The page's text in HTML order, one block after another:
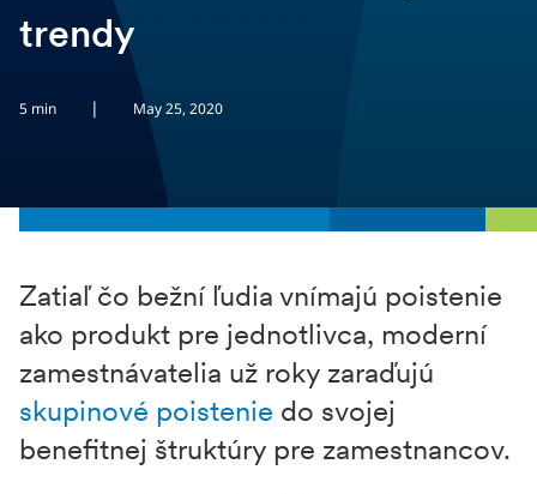
trendy
5 min | May 25, 2020
Zatiaľ čo bežní ľudia vnímajú poistenie
ako produkt pre jednotlivca, moderní
zamestnávatelia už roky zaraďujú
skupinové poistenie do svojej
benefitnej štruktúry pre zamestnancov.